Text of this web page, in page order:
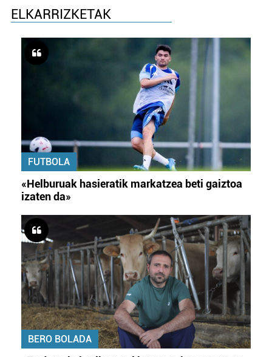
ELKARRIZKETAK
FUTBOLA
«Helburuak hasieratik markatzea beti gaiztoa
izaten da»
BERO BOLADA